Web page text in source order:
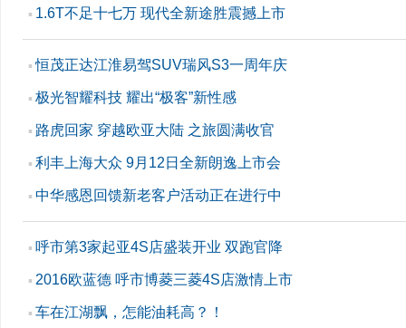
▪ 1.6T不足十七万 现代全新途胜震撼上市
▪ 恒茂正达江淮易驾SUV瑞风S3一周年庆
▪ 极光智耀科技 耀出“极客”新性感
▪ 路虎回家 穿越欧亚大陆 之旅圆满收官
▪ 利丰上海大众 9月12日全新朗逸上市会
▪ 中华感恩回馈新老客户活动正在进行中
▪ 呼市第3家起亚4S店盛装开业 双跑官降
▪ 2016欧蓝德 呼市博菱三菱4S店激情上市
▪ 车在江湖飘，怎能油耗高？！